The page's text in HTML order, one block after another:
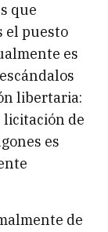
que
el puesto
es
libertaria:
licitación de
es
de